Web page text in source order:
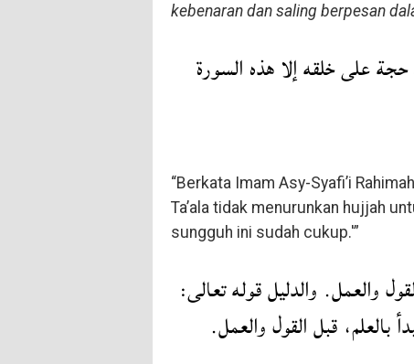
kebenaran dan saling berpesan
حجة على خلقه إلا هذه السورة
“Berkata Imam Asy-Syafi’i
Ta’ala tidak menurunkan hujjah
sungguh ini sudah cukup.'”
والعمل. والدليل قوله تعالى:
بالعلم، قبل القول والعمل.